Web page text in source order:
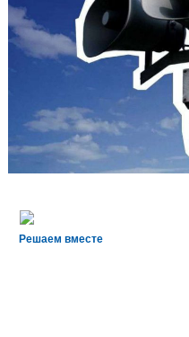
Решаем вместе